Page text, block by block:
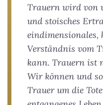
Trauern wird von
und stoisches
eindimensionales,
Verständnis vom
kann. Trauern ist
Wir können und
Trauer um die